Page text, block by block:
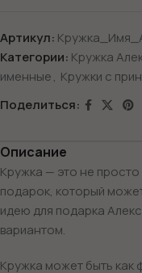
Артикул:
Категории: Кружка
именные, Кружки с
Поделиться:
Описание
Кружка — это не
подарок, который
идею для подарка
вариантом.
Кружка может быть как